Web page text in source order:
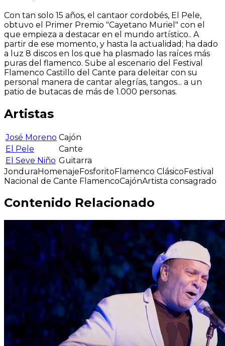
Con tan solo 15 años, el cantaor cordobés, El Pele,
obtuvo el Primer Premio "Cayetano Muriel" con el
que empieza a destacar en el mundo artístico.. A
partir de ese momento, y hasta la actualidad; ha dado
a luz 8 discos en los que ha plasmado las raíces más
puras del flamenco. Sube al escenario del Festival
Flamenco Castillo del Cante para deleitar con su
personal manera de cantar alegrías, tangos... a un
patio de butacas de más de 1.000 personas.
Artistas
José Moreno Cajón
El Pele
Cante
El Seve Niño Guitarra
JonduraHomenajeFosforitoFlamenco ClásicoFestival
Nacional de Cante FlamencoCajónArtista consagrado
Contenido Relacionado